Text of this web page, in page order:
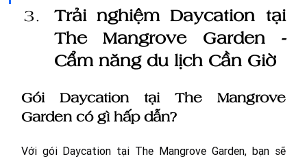
Trải nghiệm Daycation tại
The Mangrove Garden -
Cẩm năng du lịch Cần Giờ
Gói Daycation tại The Mangrove
Garden có gì hấp dẫn?
Với gói Daycation tại The Mangrove Garden, bạn sẽ